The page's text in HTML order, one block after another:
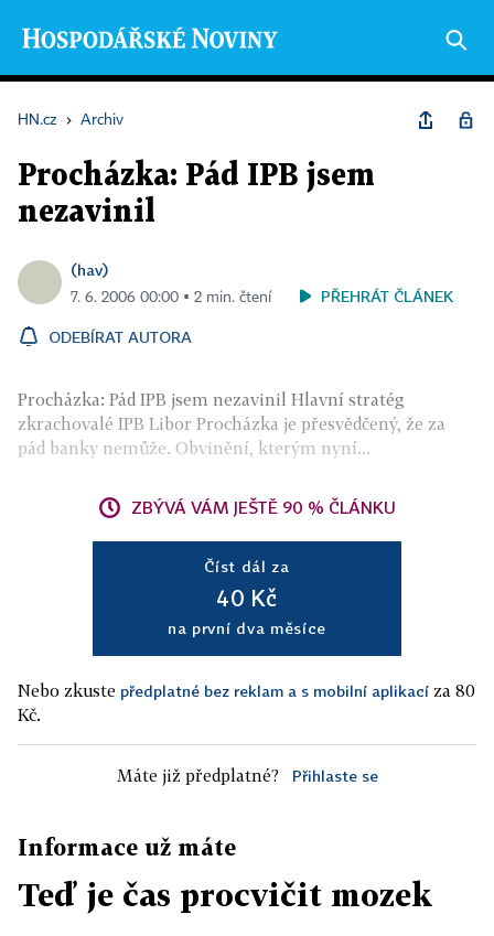
HN.cz › Archiv
Procházka: Pád IPB jsem
nezavinil
(hav)
7. 6. 2006 00:00 ▪ 2 min. čtení PŘEHRÁT ČLÁNEK
ODEBÍRAT AUTORA
Procházka: Pád IPB jsem nezavinil Hlavní stratég
zkrachovalé IPB Libor Procházka je přesvědčený, že za
pád banky nemůže. Obvinění, kterým nyní...
ZBÝVÁ VÁM JEŠTĚ 90 % ČLÁNKU
Číst dál za
40 Kč
na první dva měsíce
Nebo zkuste předplatné bez reklam a s mobilní aplikací za 80
Kč.
Máte již předplatné? Přihlaste se
Informace už máte
Teď je čas procvičit mozek